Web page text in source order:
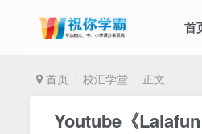
首
首页 校汇学堂 正文
Youtube《